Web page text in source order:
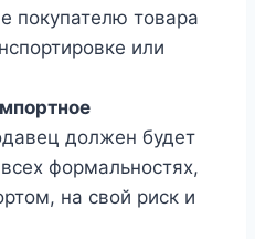
покупателю товара
или
должен будет
формальностях,
на свой риск и